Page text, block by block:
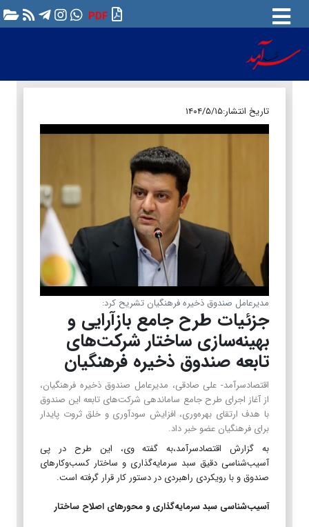
PDF
تاریخ انتشار:۱۴۰۴/۵/۱۵
مدیرعامل صندوق ذخیره فرهنگیان تشریح کرد:
جزئیات طرح جامع بازآرایی و
بهینه‌سازی ساختار شرکت‌های
تابعه صندوق ذخیره فرهنگیان
اقتصادسرآمد- علی صادقی، مدیرعامل صندوق ذخیره فرهنگیان،
از آغاز اجرای طرح جامع ساماندهی شرکت‌های تابعه این صندوق
با هدف ارتقای بهره‌وری، افزایش سودآوری و خلق ثروت پایدار
برای فرهنگیان عضو خبر داد.
به گزارش اقتصادسرآمد،به گفته وی، این طرح در پی
آسیب‌شناسی دقیق سبد سرمایه‌گذاری و ساختار کسب‌وکارهای
صندوق و با رویکردی راهبردی در دستور کار قرار گرفته است.
آسیب‌شناسی سبد سرمایه‌گذاری و محورهای اصلاح ساختار